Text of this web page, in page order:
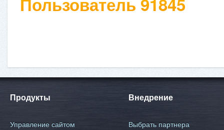
Продукты
Управление сайтом
Внедрение
Выбрать партнера